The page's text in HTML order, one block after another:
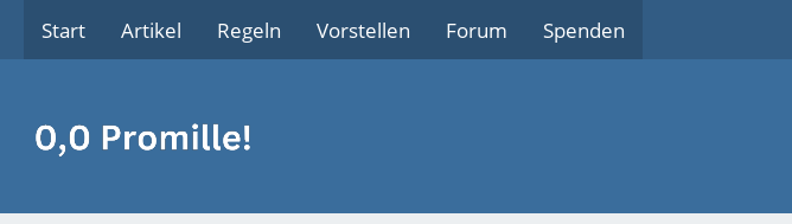
Start Artikel Regeln Vorstellen Forum Spenden